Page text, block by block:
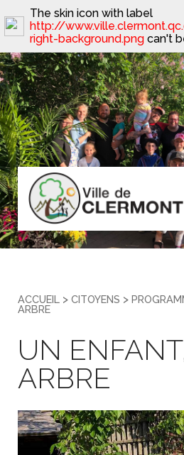
ACCUEIL > CITOYENS >
ARBRE
UN
ARBRE
The skin icon with label
http://
right-background.png can't